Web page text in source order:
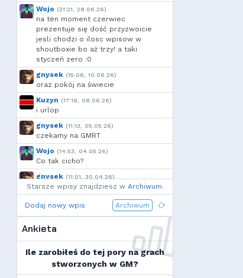
Marco , Kandif
Arrekin, Mtax, g...
GreenClover , szynka, Cebul
moeglich, Add92, h...,
Shockah
Wojo (21:21, 28.06.26)
na ten moment czerwiec
prezentuje się dość przyzwoicie
jesli chodzi o ilosc wpisow w
shoutboxie bo aż trzy! a taki
styczeń zero :0
gnysek (15:06, 10.06.26)
oraz pokój na świecie
Kuzyn (17:16, 08.06.26)
i urlop
gnysek (11:13, 05.05.26)
czekamy na GMRT
Wojo (14:53, 04.05.26)
Co tak cicho?
gnysek (11:01, 30.04.26)
Grill panie, grill.
Wojo
(14:18, 29.04.26)
Jak planujecie spędzić najbliższą
Ja zainstalowałem sobie Linux mint
na swoim laptopie
Wojo
Starsze wpisy znajdziesz w Archiwum.
Dodaj nowy wpis Archiwum
Ankieta
Ile zarobiłeś do tej pory na grach
stworzonych w GM?